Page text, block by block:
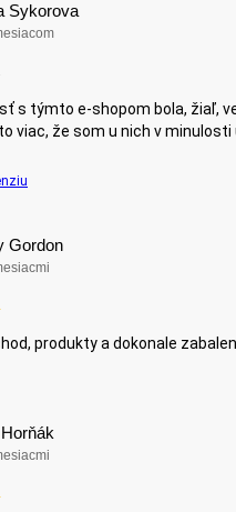
Sykorova
s týmto e-shopom bola, žiaľ,
viac, že som u nich v minulosti
Gordon
produkty a dokonale